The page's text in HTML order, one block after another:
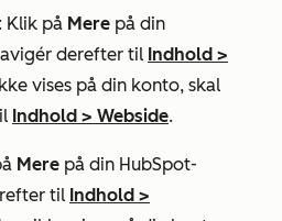
: Klik på Mere på din
derefter til Indhold >
vises på din konto, skal
Indhold > Webside.
Mere på din HubSpot-
til Indhold >